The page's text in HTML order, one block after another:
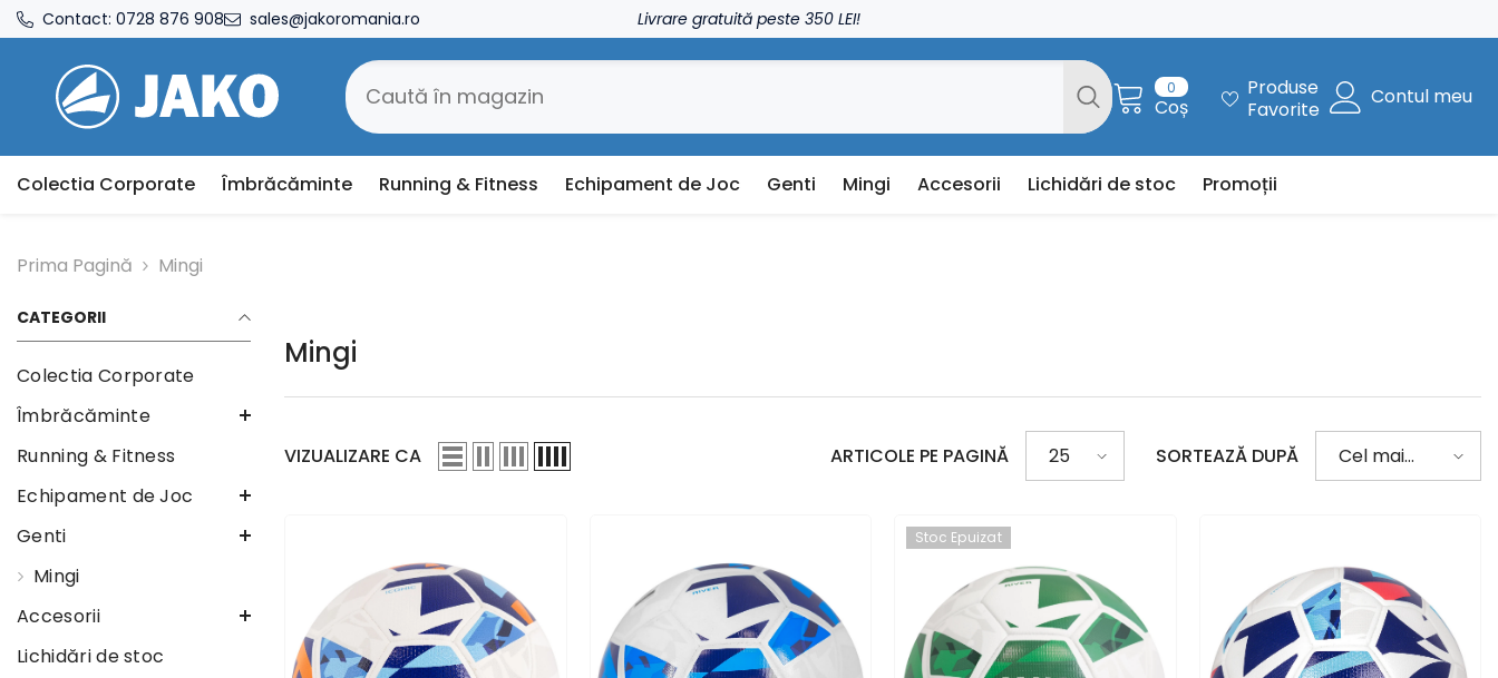
SARI LA CONȚINUT
Contact: 0728 876 908 sales@jakoromania.ro Livrare gratuită peste 350 LEI!
00
articole
Coș
Produse
Favorite
Contul meu
Colectia Corporate Îmbrăcăminte Running & Fitness Echipament de Joc Genti Mingi Accesorii Lichidări de stoc Promoții
Prima Pagină Mingi
CATEGORII
Colectia Corporate
Îmbrăcăminte
Running & Fitness
Echipament de Joc
Genti
Mingi
Accesorii
Lichidări de stoc
Mingi
VIZUALIZARE CA ARTICOLE PE PAGINĂ 25 SORTEAZĂ DUPĂ
Cel mai
bine
Stoc Epuizat